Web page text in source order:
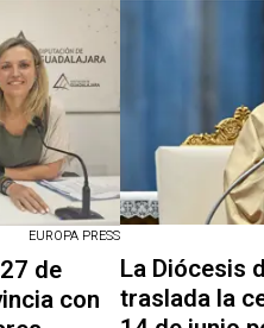
EUROPA PRESS
de
con
La Diócesis
traslada la